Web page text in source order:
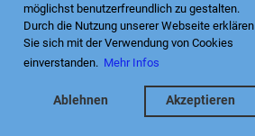
möglichst benutzerfreundlich zu gestalten.
Durch die Nutzung unserer Webseite erklären
Sie sich mit der Verwendung von Cookies
einverstanden. Mehr Infos
Ablehnen Akzeptieren